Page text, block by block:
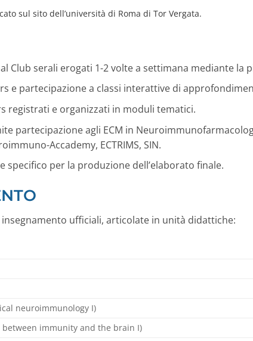
sul sito dell’università di Roma di Tor Vergata.
Club serali erogati 1-2 volte a settimana mediante la
e partecipazione a classi interattive di
registrati e organizzati in moduli tematici.
partecipazione agli ECM in
Accademy, ECTRIMS, SIN.
per la produzione dell’elaborato finale.
ufficiali, articolate in unità didattiche:
neuroimmunology I)
immunity and the brain I)